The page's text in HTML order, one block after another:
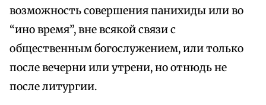
возможность совершения панихиды или во
“ино время”, вне всякой связи с
общественным богослужением, или только
после вечерни или утрени, но отнюдь не
после литургии.